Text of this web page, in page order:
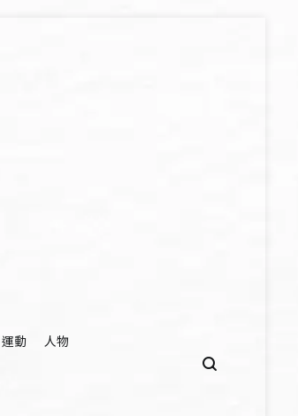
運動 人物